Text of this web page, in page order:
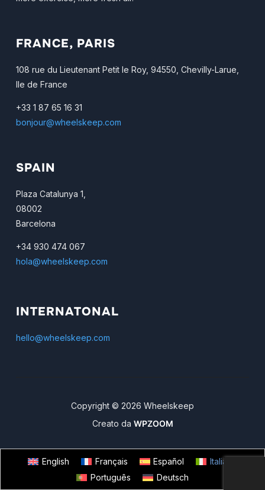
FRANCE, PARIS
108 rue du Lieutenant Petit le Roy, 94550, Chevilly-Larue,
Ile de France
+33 1 87 65 16 31
bonjour@wheelskeep.com
SPAIN
Plaza Catalunya 1,
08002
Barcelona
+34 930 474 067
hola@wheelskeep.com
INTERNATONAL
hello@wheelskeep.com
Copyright © 2026 Wheelskeep
Creato da WPZOOM
English Français Español
Italiano
Português
Deutsch